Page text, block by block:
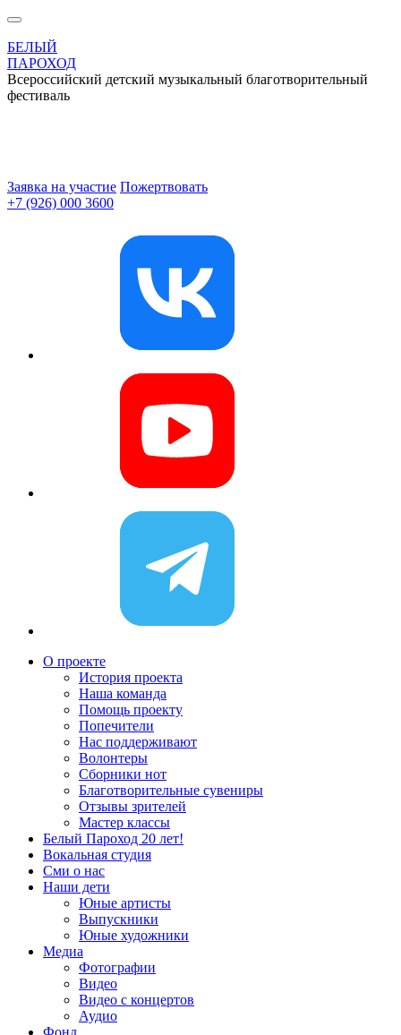
БЕЛЫЙ
ПАРОХОД
Всероссийский детский музыкальный благотворительный
фестиваль
Заявка на участие Пожертвовать
+7 (926) 000 3600
О проекте
История проекта
Наша команда
Помощь проекту
Попечители
Нас поддерживают
Волонтеры
Сборники нот
Благотворительные сувениры
Отзывы зрителей
Мастер классы
Белый Пароход 20 лет!
Вокальная студия
Сми о нас
Наши дети
Юные артисты
Выпускники
Юные художники
Медиа
Фотографии
Видео
Видео с концертов
Аудио
Фонд